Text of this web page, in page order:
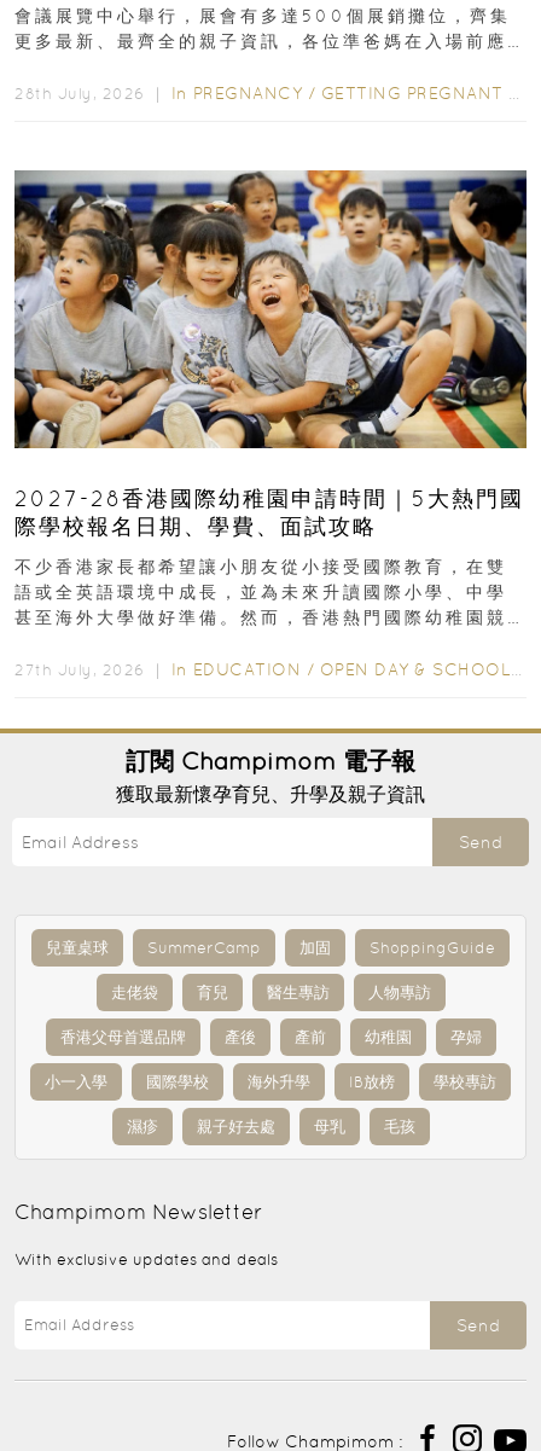
會議展覽中心舉行，展會有多達500個展銷攤位，齊集
更多最新、最齊全的親子資訊，各位準爸媽在入場前應
28th July, 2026 ｜ In PREGNANCY / GETTING PREGNANT
2027-28香港國際幼稚園申請時間｜5大熱門國
際學校報名日期、學費、面試攻略
不少香港家長都希望讓小朋友從小接受國際教育，在雙
語或全英語環境中成長，並為未來升讀國際小學、中學
甚至海外大學做好準備。然而，香港熱門國際幼稚園競
27th July, 2026 ｜ In EDUCATION / OPEN DAY & SCHOOL EVENTS
訂閱 Champimom 電子報
獲取最新懷孕育兒、升學及親子資訊
Send
兒童桌球 SummerCamp 加固 ShoppingGuide
走佬袋 育兒 醫生專訪 人物專訪
香港父母首選品牌 產後 產前 幼稚園 孕婦
小一入學 國際學校 海外升學 IB放榜 學校專訪
濕疹 親子好去處 母乳 毛孩
Champimom Newsletter
With exclusive updates and deals
Send
Follow Champimom :